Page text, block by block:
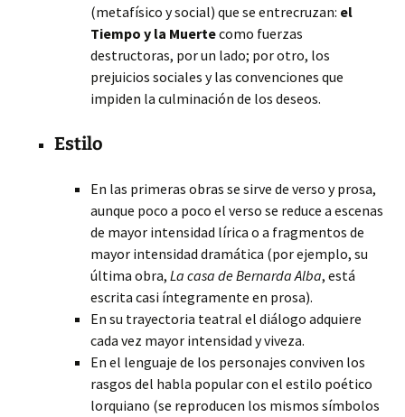
(metafísico y social) que se entrecruzan: el
Tiempo y la Muertecomo fuerzas
destructoras, por un lado; por otro, los
prejuicios sociales y las convenciones que
impiden la culminación de los deseos.
Estilo
En las primeras obras se sirve de verso y prosa,
aunque poco a poco el verso se reduce a escenas
de mayor intensidad lírica o a fragmentos de
mayor intensidad dramática (por ejemplo, su
última obra, La casa de Bernarda Alba, está
escrita casi íntegramente en prosa).
En su trayectoria teatral el diálogo adquiere
cada vez mayor intensidad y viveza.
En el lenguaje de los personajes conviven los
rasgos del habla popular con el estilo poético
lorquiano (se reproducen los mismos símbolos